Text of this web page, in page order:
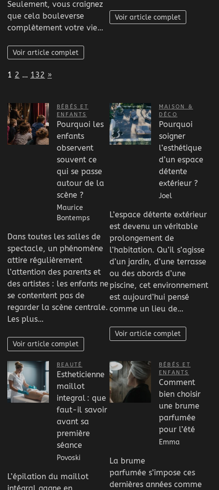
Seulement, vous craignez
que cela bouleverse
complètement votre vie…
Voir article complet
Voir article complet
Page:
1 2 … 132 Next
»
BÉBÉS ET
ENFANTS
Pourquoi les
enfants
observent
souvent ce
qui se passe
autour de la
scène ?
Maurice
Bontemps
Dans toutes les salles de
spectacle, un phénomène
attire régulièrement
l’attention des parents et
des artistes : les enfants ne
se contentent pas de
regarder la scène centrale.
Les plus…
Voir article complet
MAISON &
DÉCO
Pourquoi
soigner
l’esthétique
d’un espace
détente
extérieur ?
Joel
L’espace détente extérieur
est devenu un véritable
prolongement de
l’habitation. Qu’il s’agisse
d’un jardin, d’une terrasse
ou des abords d’une
piscine, cet environnement
est aujourd’hui pensé
comme un lieu de…
Voir article complet
BEAUTÉ
Estheticienne
maillot
integral : que
faut-il savoir
avant sa
première
séance
Povoski
L’épilation du maillot
BÉBÉS ET
ENFANTS
Comment
bien choisir
une brume
parfumée
pour l’été
Emma
La brume
parfumée s’impose ces
dernières années comme